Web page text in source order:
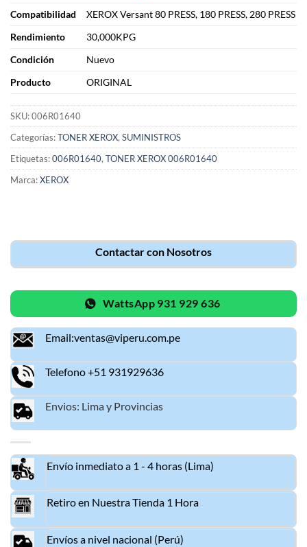
Compatibilidad
XEROX Versant 80 PRESS, 180 PRESS, 280 PRESS
Rendimiento
30,000KPG
Condición
Nuevo
Producto
ORIGINAL
SKU:006R01640
Categorías:TONER XEROX, SUMINISTROS
Etiquetas:006R01640, TONER XEROX 006R01640
Marca:XEROX
Contactar con Nosotros
WattsApp 931 929 636
Email:ventas@viperu.com.pe
Telefono +51 931929636
Envios: Lima y Provincias
Envío inmediato a 1 - 4 horas (Lima)
Retiro en Nuestra Tienda 1 Hora
Envíos a nivel nacional (Perú)